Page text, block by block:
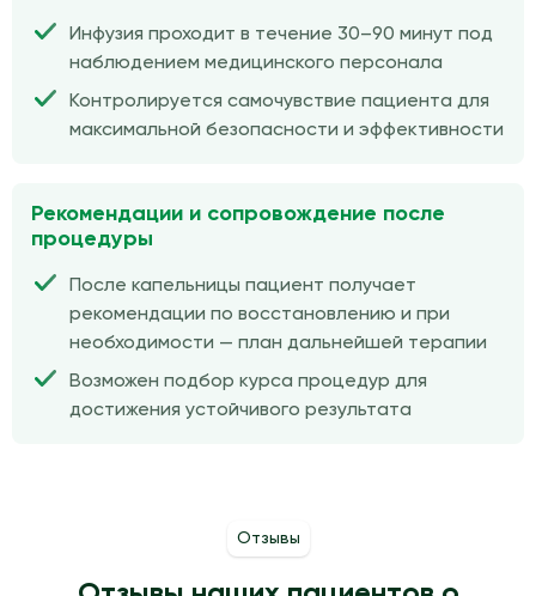
Инфузия проходит в течение 30–90 минут под
наблюдением медицинского персонала
Контролируется самочувствие пациента для
максимальной безопасности и эффективности
Рекомендации и сопровождение после
процедуры
После капельницы пациент получает
рекомендации по восстановлению и при
необходимости — план дальнейшей терапии
Возможен подбор курса процедур для
достижения устойчивого результата
Отзывы